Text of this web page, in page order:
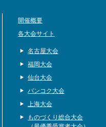
開催概要
各大会サイト
名古屋大会
福岡大会
仙台大会
バンコク大会
上海大会
ものづくり総合大会